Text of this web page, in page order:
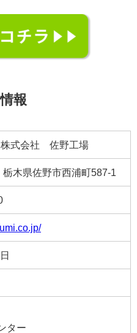
報
株式会社 佐野工場
木県佐野市西浦町587-1
ター